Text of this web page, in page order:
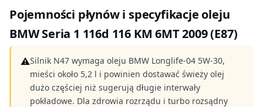
Pojemności płynów i specyfikacje oleju
BMW Seria 1 116d 116 KM 6MT 2009 (E87)
⚠Silnik N47 wymaga oleju BMW Longlife-04 5W-30,
mieści około 5,2 l i powinien dostawać świeży olej
dużo częściej niż sugerują długie interwały
pokładowe. Dla zdrowia rozrządu i turbo rozsądny